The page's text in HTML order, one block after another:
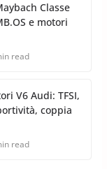
Classe
e motori
read
V6 Audi: TFSI,
coppia
read